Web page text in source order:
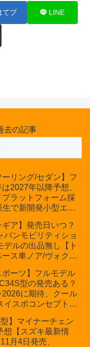
てブ LINE
去の記事
リング/セダン】フ
2027年以降予想、
ラットフォーム採
で新開発小型エン
ヨタ最新情報】60
ア】発売日いつ？
パンモビリティショ
デルの出品無し【ト
ス車ノア/ヴォクシ
ール」、デリカ
ーバーSUVミニバ
ーツ】フルモデル
型の発売ある？
に期待、クール
イスポコンセプト
新情報】特別仕様
」終了
】マイナーチェン
想【スズキ最新情
月4日発売、